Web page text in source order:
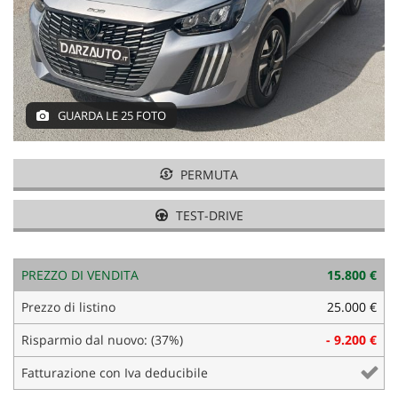
COMMERCIALI PEUGEOT E
CITROEN
ACQUISTIAMO USATO
ASSISTENZA E GOMMISTA
DICONO DI NOI
AZIENDA E CONTATTI
NEWS
AREA COMMERCIANTI
GUARDA LE 25 FOTO
PERMUTA
TEST-DRIVE
PREZZO DI VENDITA
15.800 €
Prezzo di listino
25.000 €
Risparmio dal nuovo: (37%)
- 9.200 €
Fatturazione con Iva deducibile
tracciamento
che
adottiamo
per
offrire
le
funzionalità
e
attività
di
descritte.
Per
ottenere
maggiori
informazioni
sull'utilità
e
sul
funzionamento